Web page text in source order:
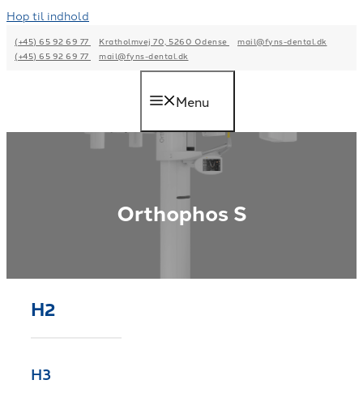
Hop til indhold
(+45) 65 92 69 77 Kratholmvej 70, 5260 Odense
mail@fyns-dental.dk
(+45) 65 92 69 77
mail@fyns-dental.dk
Menu
Orthophos S
H2
H3